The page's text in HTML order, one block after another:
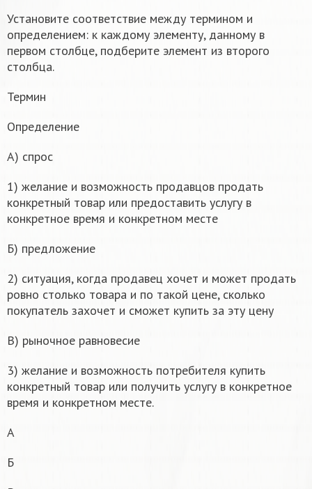
Установите соответствие между термином и
определением: к каждому элементу, данному в
первом столбце, подберите элемент из второго
столбца.
Термин
Определение
А) спрос
1) желание и возможность продавцов продать
конкретный товар или предоставить услугу в
конкретное время и конкретном месте
Б) предложение
2) ситуация, когда продавец хочет и может продать
ровно столько товара и по такой цене, сколько
покупатель захочет и сможет купить за эту цену
В) рыночное равновесие
3) желание и возможность потребителя купить
конкретный товар или получить услугу в конкретное
время и конкретном месте.
А
Б